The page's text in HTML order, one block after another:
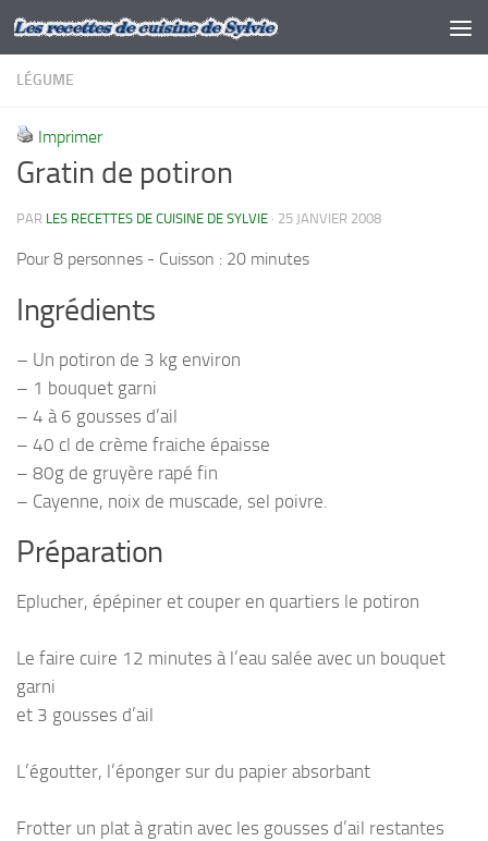
Skip to content
LÉGUME
Imprimer
Gratin de potiron
PAR LES RECETTES DE CUISINE DE SYLVIE · 25 JANVIER 2008
Pour 8 personnes - Cuisson : 20 minutes
Ingrédients
– Un potiron de 3 kg environ
– 1 bouquet garni
– 4 à 6 gousses d’ail
– 40 cl de crème fraiche épaisse
– 80g de gruyère rapé fin
– Cayenne, noix de muscade, sel poivre.
Préparation
Eplucher, épépiner et couper en quartiers le potiron
Le faire cuire 12 minutes à l’eau salée avec un bouquet
garni
et 3 gousses d’ail
L’égoutter, l’éponger sur du papier absorbant
Frotter un plat à gratin avec les gousses d’ail restantes